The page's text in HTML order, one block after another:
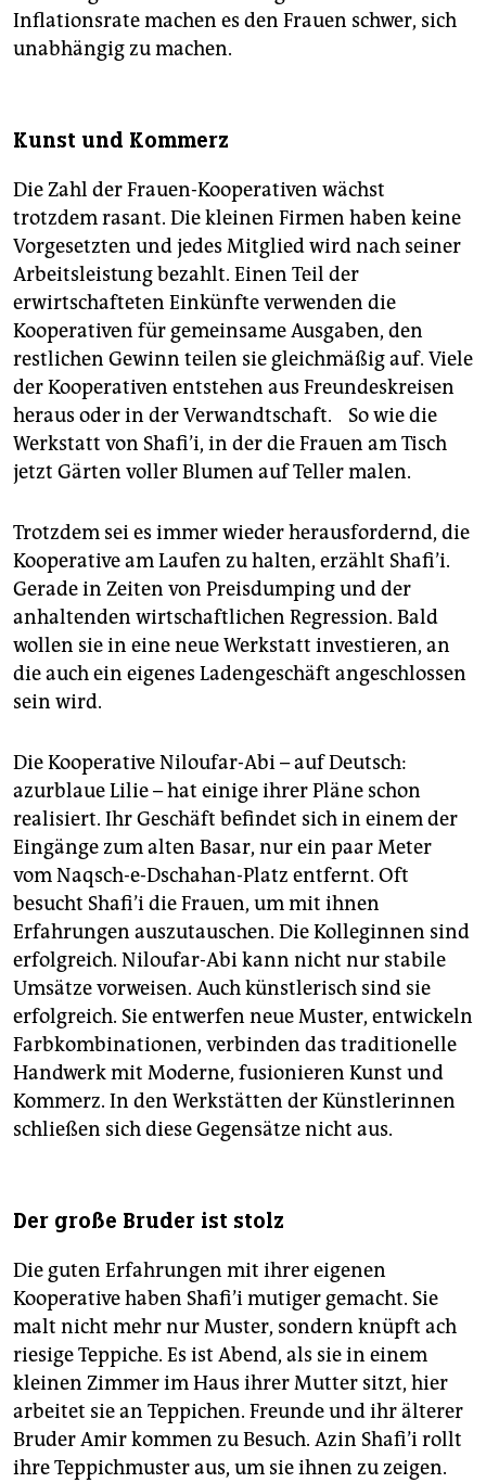
Inflationsrate machen es den Frauen schwer, sich
unabhängig zu machen.
Kunst und Kommerz
Die Zahl der Frauen-Kooperativen wächst
trotzdem rasant. Die kleinen Firmen haben keine
Vorgesetzten und jedes Mitglied wird nach seiner
Arbeitsleistung bezahlt. Einen Teil der
erwirtschafteten Einkünfte verwenden die
Kooperativen für gemeinsame Ausgaben, den
restlichen Gewinn teilen sie gleichmäßig auf. Viele
der Kooperativen entstehen aus Freundeskreisen
heraus oder in der Verwandtschaft. So wie die
Werkstatt von Shafi’i, in der die Frauen am Tisch
jetzt Gärten voller Blumen auf Teller malen.
Trotzdem sei es immer wieder herausfordernd, die
Kooperative am Laufen zu halten, erzählt Shafi’i.
Gerade in Zeiten von Preisdumping und der
anhaltenden wirtschaftlichen Regression. Bald
wollen sie in eine neue Werkstatt investieren, an
die auch ein eigenes Ladengeschäft angeschlossen
sein wird.
Die Kooperative Niloufar-Abi – auf Deutsch:
azurblaue Lilie – hat einige ihrer Pläne schon
realisiert. Ihr Geschäft befindet sich in einem der
Eingänge zum alten Basar, nur ein paar Meter
vom Naqsch-e-Dschahan-Platz entfernt. Oft
besucht Shafi’i die Frauen, um mit ihnen
Erfahrungen auszutauschen. Die Kolleginnen sind
erfolgreich. Nilou­far-Abi kann nicht nur stabile
Umsätze vorweisen. Auch künstlerisch sind sie
erfolgreich. Sie entwerfen neue Muster, entwickeln
Farbkombinationen, verbinden das traditionelle
Handwerk mit Moderne, fusionieren Kunst und
Kommerz. In den Werkstätten der Künstlerinnen
schließen sich diese Gegensätze nicht aus.
Der große Bruder ist stolz
Die guten Erfahrungen mit ihrer eigenen
Kooperative haben Shafi’i mutiger gemacht. Sie
malt nicht mehr nur Muster, sondern knüpft ach
riesige Teppiche. Es ist Abend, als sie in einem
kleinen Zimmer im Haus ihrer Mutter sitzt, hier
arbeitet sie an Teppichen. Freunde und ihr älterer
Bruder Amir kommen zu Besuch. Azin Shafi’i rollt
ihre Teppichmuster aus, um sie ihnen zu zeigen.